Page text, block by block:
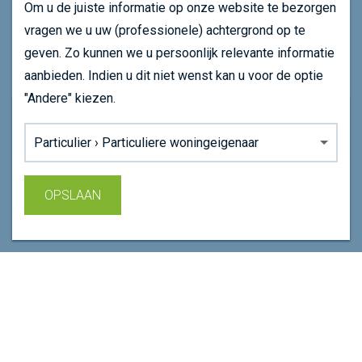
Plan je route
011 39 75 75
info@dubolimburg.be
Wie zijn we
Wat doen we
Agenda
Om u de juiste informatie op onze website te bezorgen
vragen we u uw (professionele) achtergrond op te
geven. Zo kunnen we u persoonlijk relevante informatie
aanbieden. Indien u dit niet wenst kan u voor de optie
"Andere" kiezen.
Achtergrond:
OPSLAAN
surfervaring op onze website te verbeteren.
Lees onscookiebeleidvoor meer informatie.